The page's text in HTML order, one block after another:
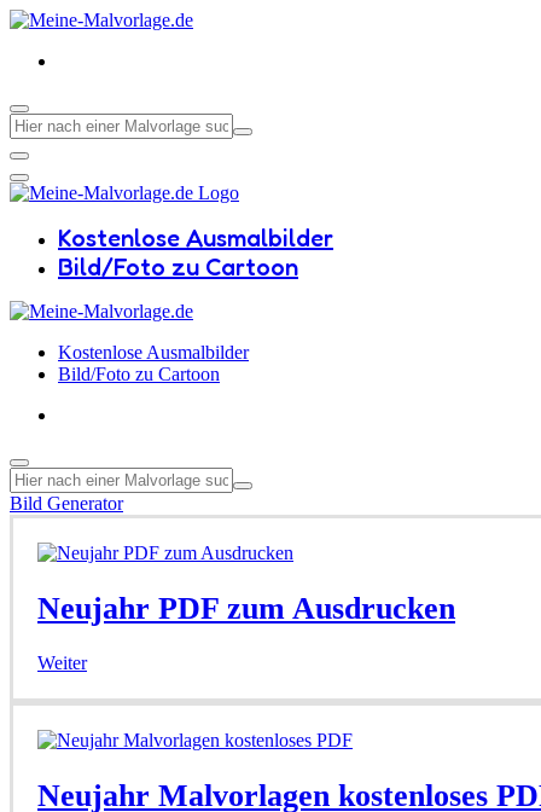
Kostenlose Ausmalbilder
Bild/Foto zu Cartoon
Kostenlose Ausmalbilder
Bild/Foto zu Cartoon
Bild Generator
Neujahr PDF zum Ausdrucken
Weiter
Neujahr Malvorlagen kostenloses